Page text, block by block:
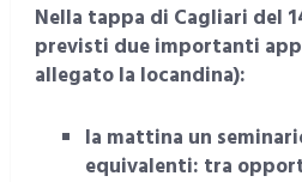
Nella tappa di Cagliari del
previsti due importanti
allegato la locandina):
la mattina un
equivalenti: tra